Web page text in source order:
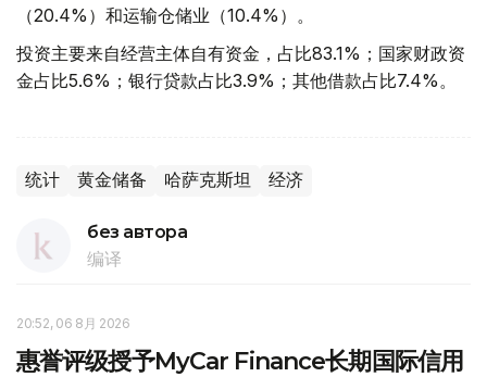
（20.4%）和运输仓储业（10.4%）。
投资主要来自经营主体自有资金，占比83.1%；国家财政资
金占比5.6%；银行贷款占比3.9%；其他借款占比7.4%。
统计 黄金储备 哈萨克斯坦 经济
без автора
编译
20:52, 06 8月 2026
惠誉评级授予MyCar Finance长期国际信用